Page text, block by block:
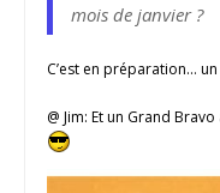
mois de janvier ?
C’est en préparation…
@ Jim: Et un Grand